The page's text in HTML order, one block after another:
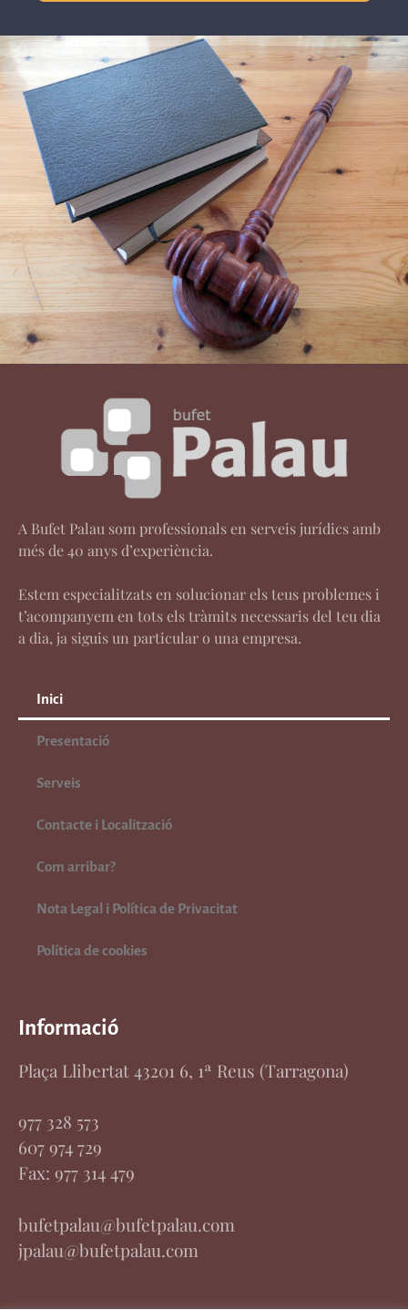
A Bufet Palau som professionals en serveis jurídics amb
més de 40 anys d’experiència.
Estem especialitzats en solucionar els teus problemes i
t’acompanyem en tots els tràmits necessaris del teu dia
a dia, ja siguis un particular o una empresa.
Inici
Presentació
Serveis
Contacte i Localització
Com arribar?
Nota Legal i Política de Privacitat
Política de cookies
Informació
Plaça Llibertat 43201 6, 1ª Reus (Tarragona)
977 328 573
607 974 729
Fax: 977 314 479
bufetpalau@bufetpalau.com
jpalau@bufetpalau.com